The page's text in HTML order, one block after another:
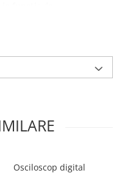
prezenței
valoarea acesteia in
perfectă pentru
Termometru
Osciloscop digital